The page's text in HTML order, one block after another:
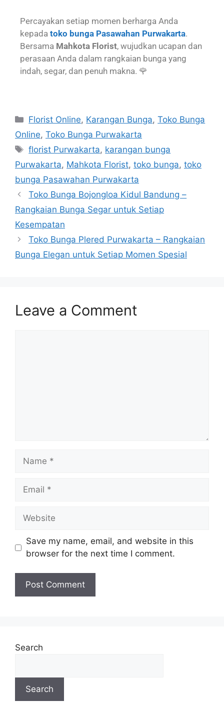
Percayakan setiap momen berharga Anda
kepada toko bunga Pasawahan Purwakarta.
Bersama Mahkota Florist, wujudkan ucapan dan
perasaan Anda dalam rangkaian bunga yang
indah, segar, dan penuh makna. 🌹
Florist Online, Karangan Bunga,Toko Bunga
Online, Toko Bunga Purwakarta
florist Purwakarta, karangan bunga
Purwakarta, Mahkota Florist, toko bunga, toko
bunga Pasawahan Purwakarta
Toko Bunga Bojongloa Kidul Bandung –
Rangkaian Bunga Segar untuk Setiap
Kesempatan
Toko Bunga Plered Purwakarta – Rangkaian
Bunga Elegan untuk Setiap Momen Spesial
Leave a Comment
Save my name, email, and website in this
browser for the next time I comment.
Search
Search